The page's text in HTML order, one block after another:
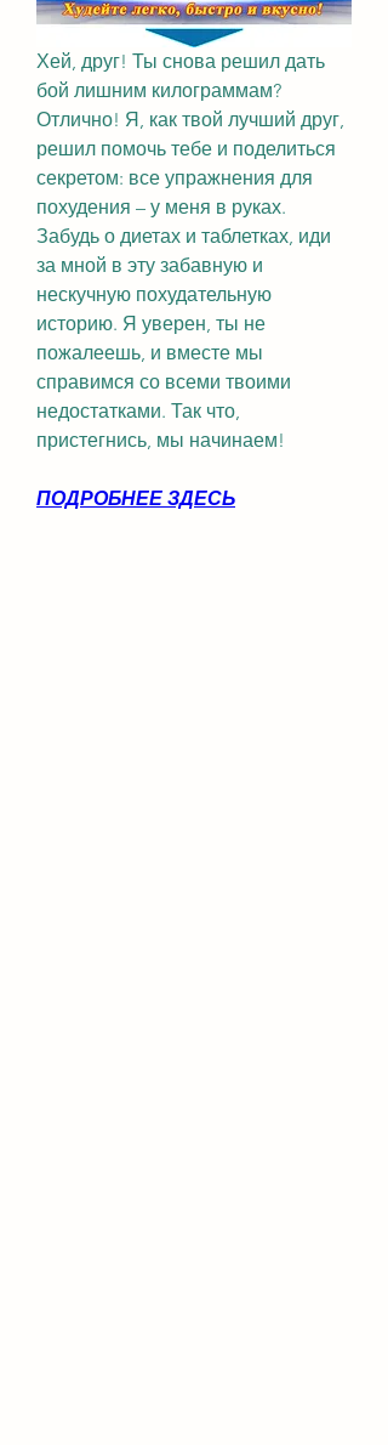
Хей, друг! Ты снова решил дать
бой лишним килограммам?
Отлично! Я, как твой лучший друг,
решил помочь тебе и поделиться
секретом: все упражнения для
похудения – у меня в руках.
Забудь о диетах и таблетках, иди
за мной в эту забавную и
нескучную похудательную
историю. Я уверен, ты не
пожалеешь, и вместе мы
справимся со всеми твоими
недостатками. Так что,
пристегнись, мы начинаем!
ПОДРОБНЕЕ ЗДЕСЬ